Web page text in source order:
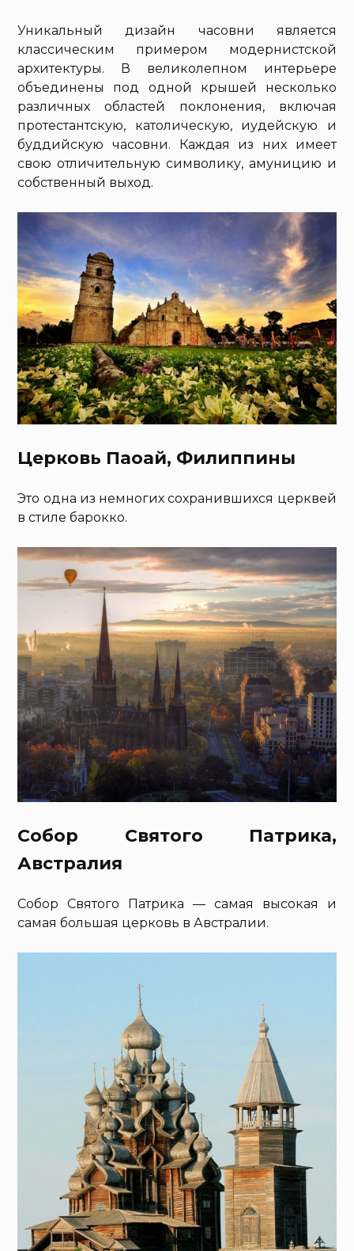
Уникальный дизайн часовни является
классическим примером модернистской
архитектуры. В великолепном интерьере
объединены под одной крышей несколько
различных областей поклонения, включая
протестантскую, католическую, иудейскую и
буддийскую часовни. Каждая из них имеет
свою отличительную символику, амуницию и
собственный выход.
Церковь Паоай, Филиппины
Это одна из немногих сохранившихся церквей
в стиле барокко.
Собор Святого Патрика,
Австралия
Собор Святого Патрика — самая высокая и
самая большая церковь в Австралии.